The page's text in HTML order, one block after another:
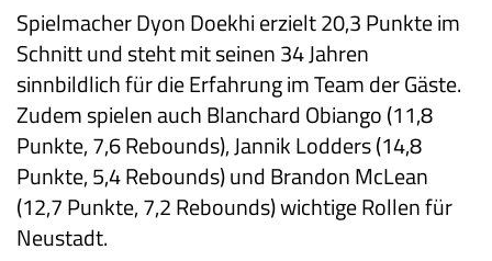
Spielmacher Dyon Doekhi erzielt 20,3 Punkte im
Schnitt und steht mit seinen 34 Jahren
sinnbildlich für die Erfahrung im Team der Gäste.
Zudem spielen auch Blanchard Obiango (11,8
Punkte, 7,6 Rebounds), Jannik Lodders (14,8
Punkte, 5,4 Rebounds) und Brandon McLean
(12,7 Punkte, 7,2 Rebounds) wichtige Rollen für
Neustadt.